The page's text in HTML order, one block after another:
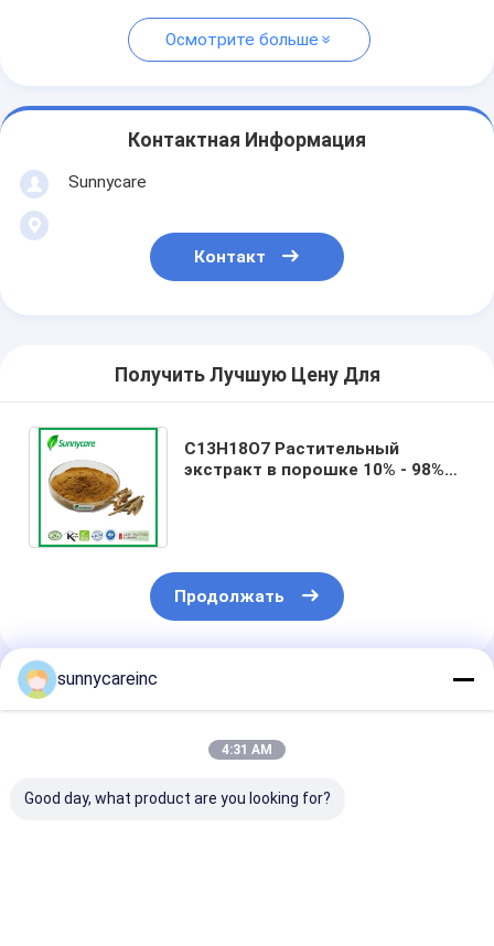
Осмотрите больше
Контактная Информация
Sunnycare
Контакт
Получить Лучшую Цену Для
C13H18O7 Растительный
экстракт в порошке 10% - 98%
Продолжать
Порекомендованные Продукты
sunnycareinc
4:31 AM
Good day, what product are you looking for?